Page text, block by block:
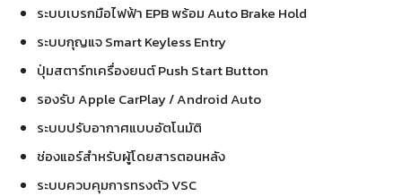
ระบบเบรกมือไฟฟ้า EPB พร้อม Auto Brake Hold
ระบบกุญแจ Smart Keyless Entry
ปุ่มสตาร์ทเครื่องยนต์ Push Start Button
รองรับ Apple CarPlay / Android Auto
ระบบปรับอากาศแบบอัตโนมัติ
ช่องแอร์สำหรับผู้โดยสารตอนหลัง
ระบบควบคุมการทรงตัว VSC